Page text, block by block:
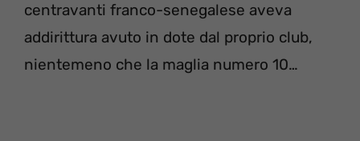
centravanti franco-senegalese aveva
addirittura avuto in dote dal proprio club,
nientemeno che la maglia numero 10…